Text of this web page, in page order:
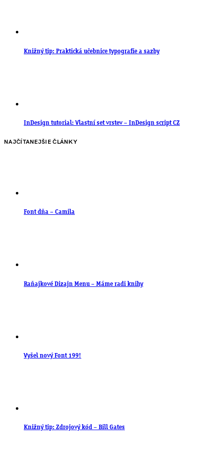
Knižný tip: Praktická učebnice typografie a sazby
InDesign tutorial: Vlastní set vrstev – InDesign script CZ
NAJČÍTANEJŠIE ČLÁNKY
Font dňa – Camila
Raňajkové Dizajn Menu – Máme radi knihy
Vyšel nový Font 199!
Knižný tip: Zdrojový kód – Bill Gates